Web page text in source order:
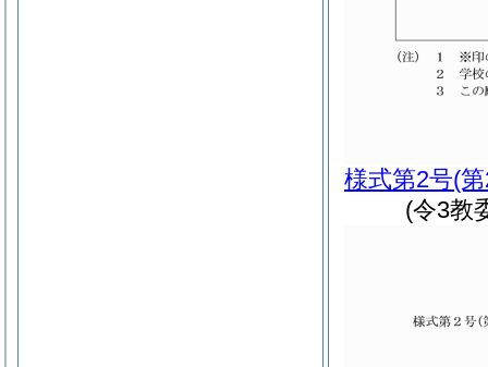
様式第2号(
(令3教